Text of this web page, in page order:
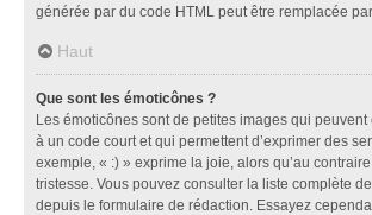
générée par du code HTML peut être remplacée
Haut
Que sont les émoticônes ?
Les émoticônes sont de petites images qui peuvent
à un code court et qui permettent d’exprimer des
exemple, « :) » exprime la joie, alors qu’au
tristesse. Vous pouvez consulter la liste complète
depuis le formulaire de rédaction. Essayez